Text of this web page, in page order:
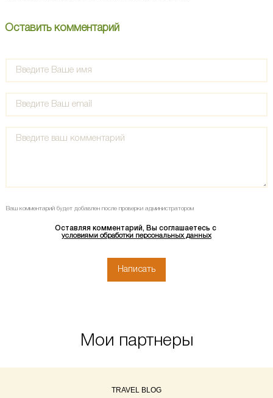
Оставить комментарий
Ваш комментарий будет добавлен после проверки администратором
Оставляя комментарий, Вы соглашаетесь с
условиями обработки персональных данных
Мои партнеры
TRAVEL BLOG